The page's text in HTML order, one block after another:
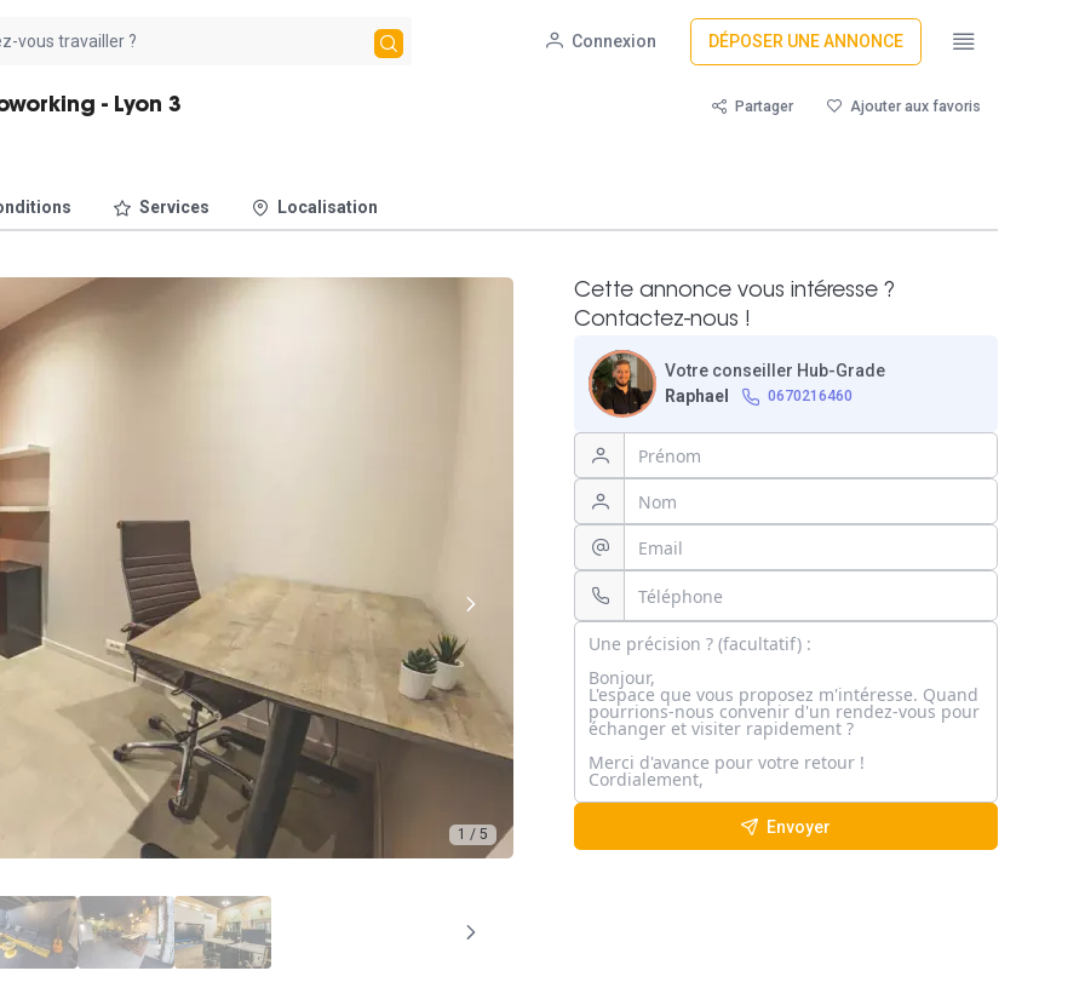
Connexion DÉPOSER UNE ANNONCE
- Lyon 3 Partager Ajouter aux favoris
Services Localisation
1 / 5
Cette annonce vous intéresse ?
Contactez-nous !
Votre conseiller Hub-Grade
Raphael
0670216460
Envoyer